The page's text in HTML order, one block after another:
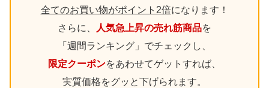
全てのお買い物がポイント2倍になります！
さらに、
人気急上昇の売れ筋商品を
「週間ランキング」でチェックし、
限定クーポンをあわせてゲットすれば、
実質価格をグッと下げられます。